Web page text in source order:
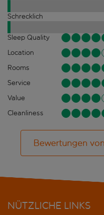
Schrecklich
Sleep Quality
Location
Rooms
Service
Value
Cleanliness
Bewertungen
NÜTZLICHE LINKS